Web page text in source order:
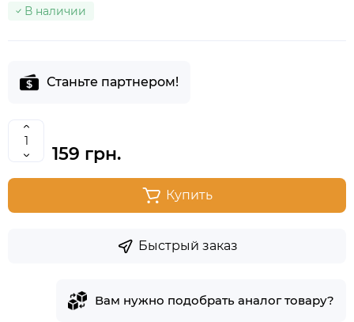
В наличии
Станьте партнером!
159 грн.
Купить
Быстрый заказ
Вам нужно подобрать аналог товару?